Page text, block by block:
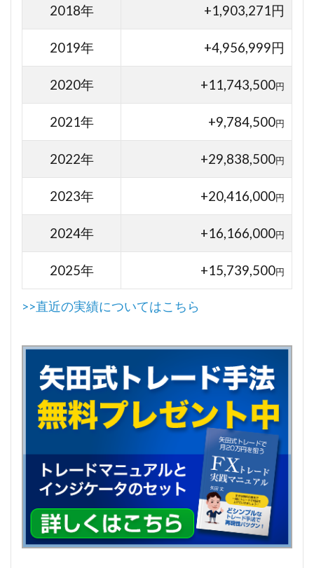
2018年 +1,903,271円
2019年 +4,956,999円
2020年 +11,743,500円
2021年 +9,784,500円
2022年 +29,838,500円
2023年 +20,416,000円
2024年 +16,166,000円
2025年 +15,739,500円
>>直近の実績についてはこちら